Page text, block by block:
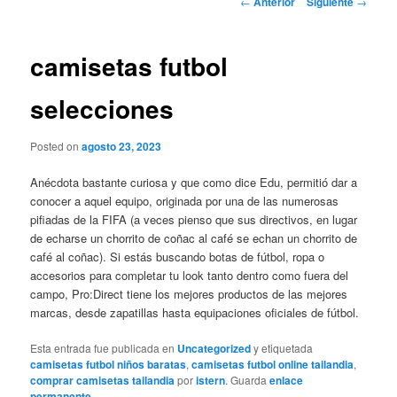
camisetas futbol
selecciones
Posted onagosto 23, 2023
Anécdota bastante curiosa y que como dice Edu, permitió dar a
conocer a aquel equipo, originada por una de las numerosas
pifiadas de la FIFA (a veces pienso que sus directivos, en lugar
de echarse un chorrito de coñac al café se echan un chorrito de
café al coñac). Si estás buscando botas de fútbol, ropa o
accesorios para completar tu look tanto dentro como fuera del
campo, Pro:Direct tiene los mejores productos de las mejores
marcas, desde zapatillas hasta equipaciones oficiales de fútbol.
Esta entrada fue publicada en Uncategorizedy etiquetada
camisetas futbol niños baratas,camisetas futbol online tailandia,
comprar camisetas tailandiaporistern. Guardaenlace